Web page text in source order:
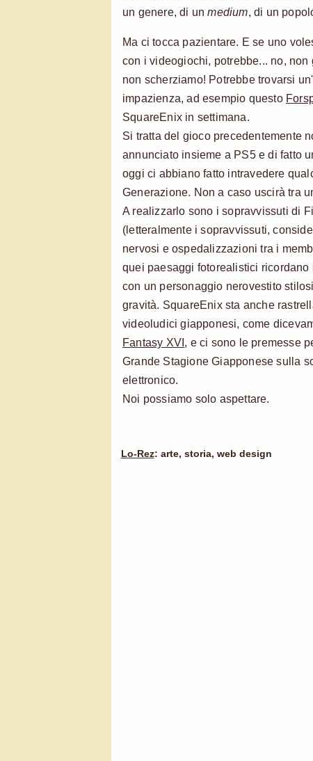
un genere, di unmedium, di un
Ma ci tocca pazientare. E se uno
con i videogiochi, potrebbe... no,
non scherziamo! Potrebbe trovarsi
impazienza, ad esempio questo
SquareEnix in settimana.
Si tratta del gioco precedentemente
annunciato insieme a PS5 e di fatto
oggi ci abbiano fatto intravedere
Generazione. Non a caso uscirà tra
A realizzarlo sono i sopravvissuti di
(letteralmente i sopravvissuti,
nervosi e ospedalizzazioni tra i
quei paesaggi fotorealistici
con un personaggio nerovestito
gravità. SquareEnix sta anche
videoludici giapponesi, come
Fantasy XVI , e ci sono le premesse
Grande Stagione Giapponese sulla
elettronico.
Noi possiamo solo aspettare.
Lo-Rez: arte, storia, web design